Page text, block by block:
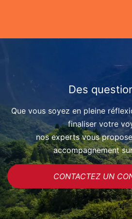
Des
Que vous soyez en pleine
finaliser votre
nos experts vous
accompagnement
CONTACTEZ UN